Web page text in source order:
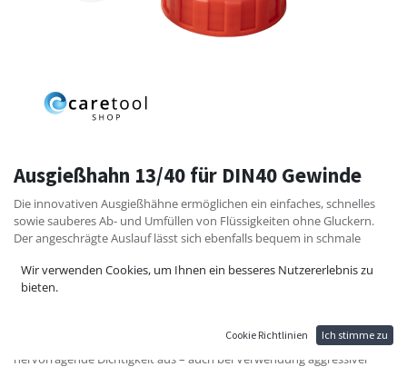
Ausgießhahn 13/40 für DIN40 Gewinde
Die innovativen Ausgießhähne ermöglichen ein einfaches, schnelles
sowie sauberes Ab- und Umfüllen von Flüssigkeiten ohne Gluckern.
Der angeschrägte Auslauf lässt sich ebenfalls bequem in schmale
Unsere Ausgießhähne sind geeignet für diverse Behältnisse – wie
Flaschen, Kanister, Fässer und IBC‘s mit einem Außengewinde gemäß
Die exzellenten Ausgießeigenschaften basieren auf dem einzigartigen
Belüftungssystem. Ausgießhähne zeichnen sich durch eine
hervorragende Dichtigkeit aus – auch bei Verwendung aggressiver
Wir verwenden Cookies, um Ihnen ein besseres Nutzererlebnis zu
bieten.
Cookie Richtlinien Ich stimme zu